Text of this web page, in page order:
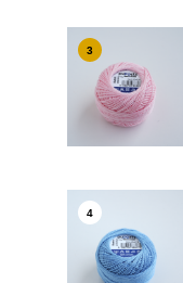
3
4